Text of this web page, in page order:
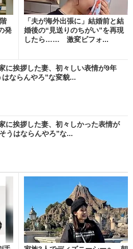
発
「夫が海外出張に」結婚前と結
婚後の“見送りのちがい”を再現
したら…… 激変ビフォ...
に挨拶した妻、初々しい表情が9年
らんやろ”な変貌...
に挨拶した妻、初々しかった表情が
はならんやろ”な...